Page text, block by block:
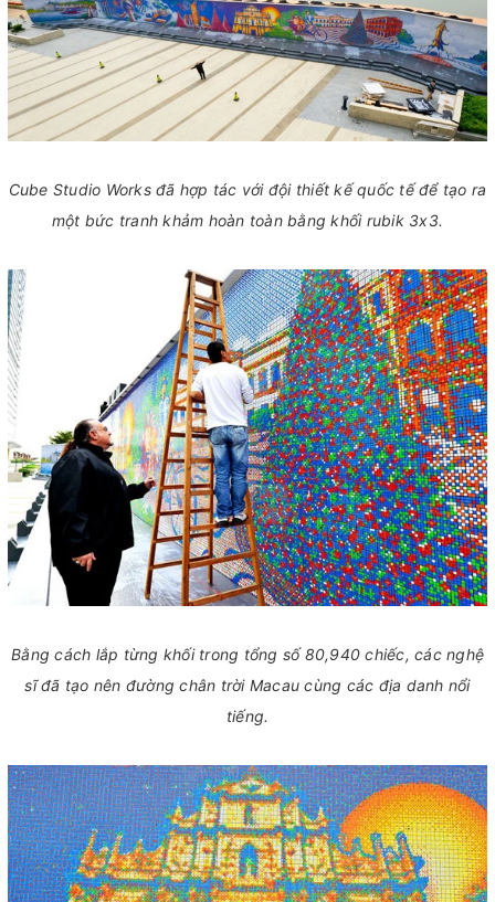
Cube Studio Works đã hợp tác với đội thiết kế quốc tế để tạo ra
một bức tranh khảm hoàn toàn bằng khối rubik 3x3.
Bằng cách lắp từng khối trong tổng số 80,940 chiếc, các nghệ
sĩ đã tạo nên đường chân trời Macau cùng các địa danh nổi
tiếng.